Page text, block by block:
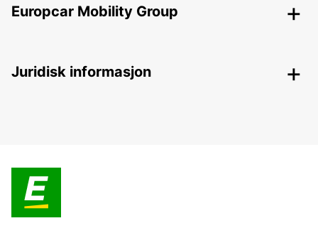
Europcar Mobility Group
Juridisk informasjon